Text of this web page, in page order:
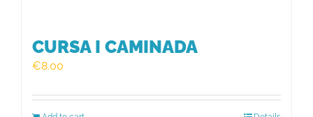
CURSA I CAMINADA
€8.00